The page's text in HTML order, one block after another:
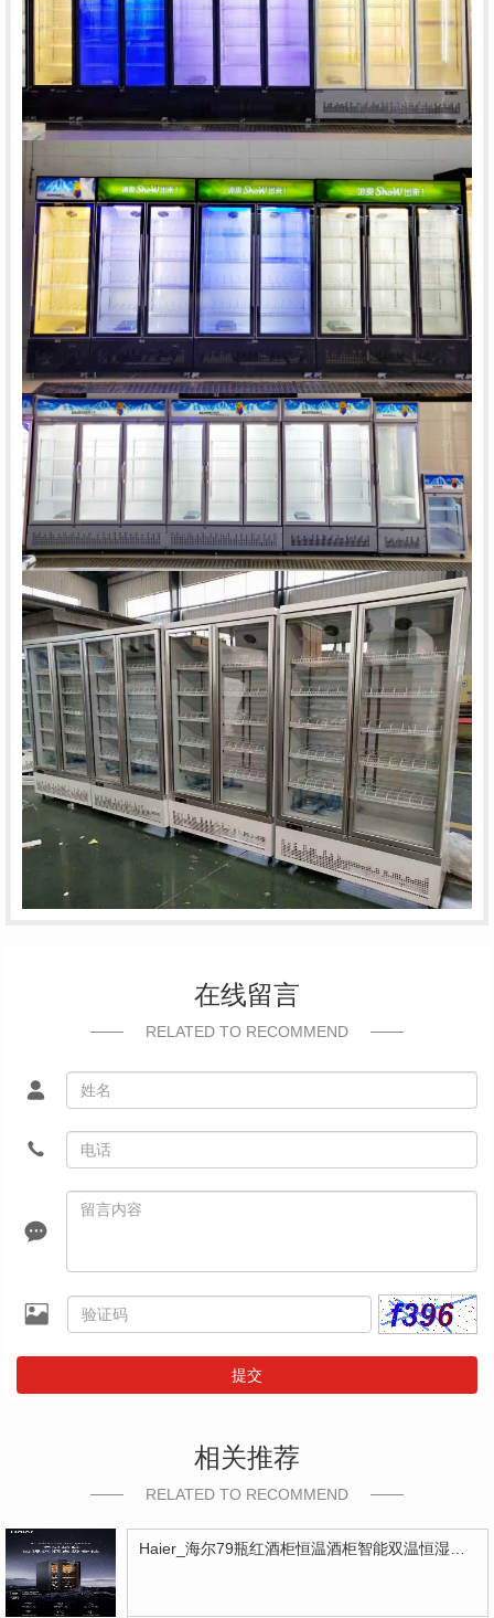
在线留言
RELATED TO RECOMMEND
提交
相关推荐
RELATED TO RECOMMEND